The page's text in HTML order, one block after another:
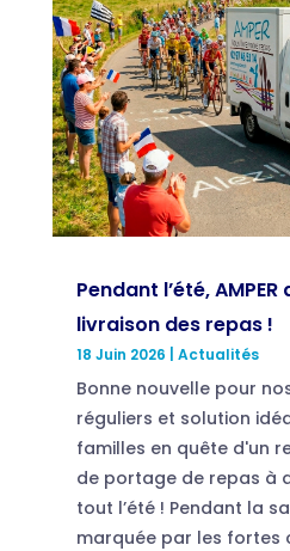
Pendant l’été,
livraison des repas !
18 Juin 2026 Actualités
Bonne nouvelle pour
réguliers et solution
familles en quête d'un
de portage de repas à
tout l’été ! Pendant la
marquée par les fortes